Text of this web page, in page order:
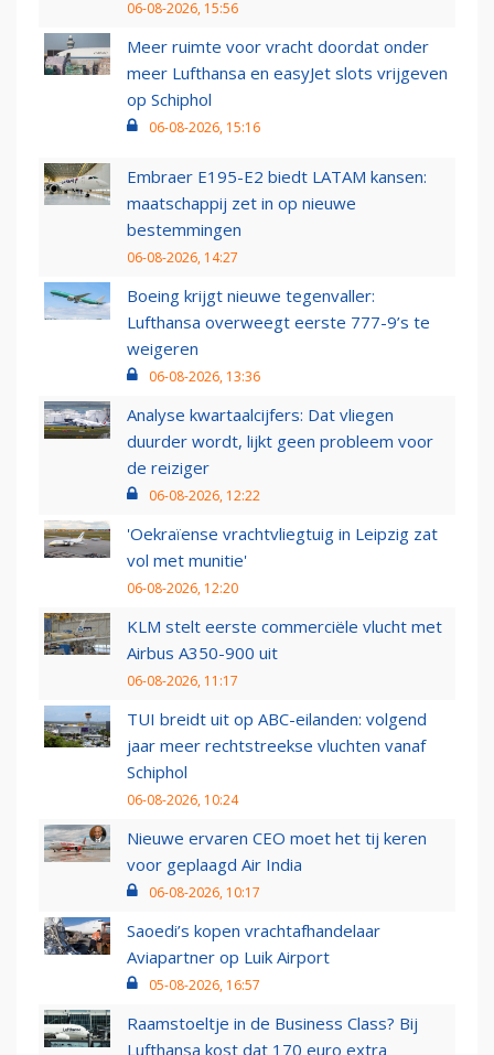
06-08-2026, 15:56
Meer ruimte voor vracht doordat onder
meer Lufthansa en easyJet slots vrijgeven
op Schiphol
06-08-2026, 15:16
Embraer E195-E2 biedt LATAM kansen:
maatschappij zet in op nieuwe
bestemmingen
06-08-2026, 14:27
Boeing krijgt nieuwe tegenvaller:
Lufthansa overweegt eerste 777-9’s te
weigeren
06-08-2026, 13:36
Analyse kwartaalcijfers: Dat vliegen
duurder wordt, lijkt geen probleem voor
de reiziger
06-08-2026, 12:22
'Oekraïense vrachtvliegtuig in Leipzig zat
vol met munitie'
06-08-2026, 12:20
KLM stelt eerste commerciële vlucht met
Airbus A350-900 uit
06-08-2026, 11:17
TUI breidt uit op ABC-eilanden: volgend
jaar meer rechtstreekse vluchten vanaf
Schiphol
06-08-2026, 10:24
Nieuwe ervaren CEO moet het tij keren
voor geplaagd Air India
06-08-2026, 10:17
Saoedi’s kopen vrachtafhandelaar
Aviapartner op Luik Airport
05-08-2026, 16:57
Raamstoeltje in de Business Class? Bij
Lufthansa kost dat 170 euro extra